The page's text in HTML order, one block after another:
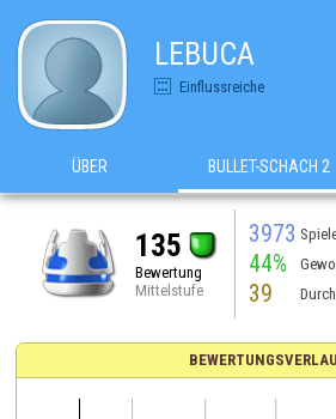
LEBUCA
Einflussreiche
ÜBER BULLET-SCHACH 2
135
Bewertung
Mittelstufe
3973
44%
39